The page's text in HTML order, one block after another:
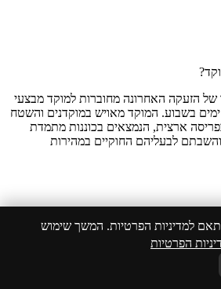
של הזעקה האחרונה מחוברות למוקד מבצעי
מאויש 24 שעות ביממה, 7 ימים בשבוע. המוקד מאויש במוקדנים והשטח
ארצית, הנמצאים בכוננות מתמדת
לבעליהם החוקיים במהירות
למדיניות הפרטיות. המשך שימוש
הפרטיות